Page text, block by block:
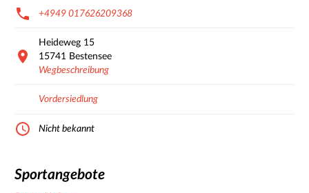
+4949 017626209368
Heideweg 15
15741
Bestensee
Wegbeschreibung
Vordersiedlung
Nicht bekannt
Sportangebote